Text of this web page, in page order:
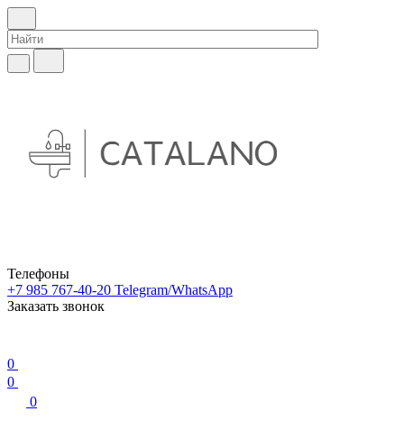
Телефоны
+7 985 767-40-20 Telegram/WhatsApp
Заказать звонок
0
0
0